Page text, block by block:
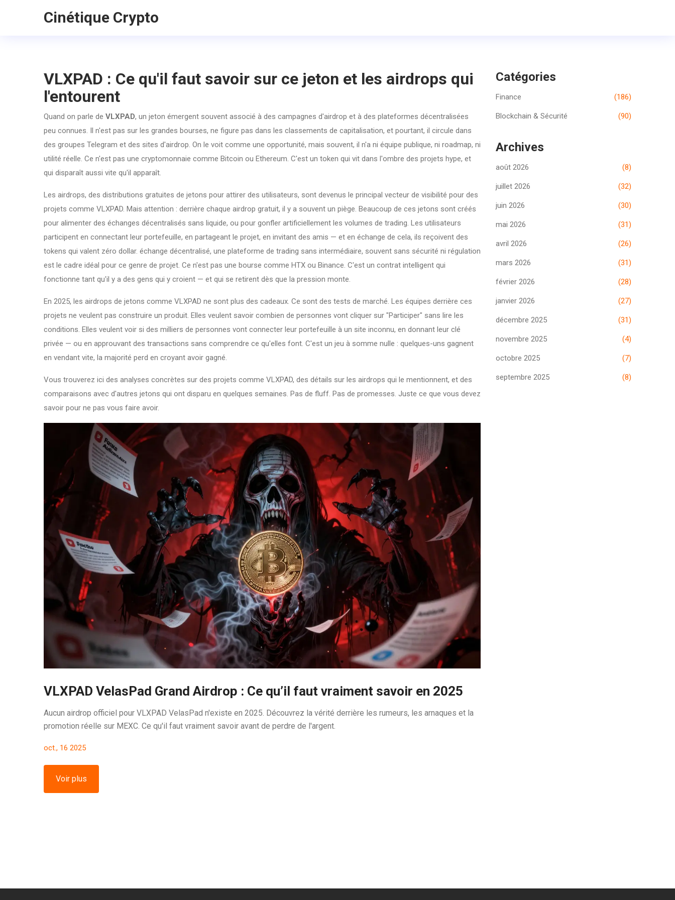
Cinétique Crypto
VLXPAD : Ce qu'il faut savoir sur ce jeton et les airdrops qui
l'entourent
Quand on parle de VLXPAD, un jeton émergent souvent associé à des campagnes d'airdrop et à des plateformes décentralisées
peu connues. Il n'est pas sur les grandes bourses, ne figure pas dans les classements de capitalisation, et pourtant, il circule dans
des groupes Telegram et des sites d'airdrop. On le voit comme une opportunité, mais souvent, il n'a ni équipe publique, ni roadmap, ni
utilité réelle. Ce n'est pas une cryptomonnaie comme Bitcoin ou Ethereum. C'est un token qui vit dans l'ombre des projets hype, et
qui disparaît aussi vite qu'il apparaît.
Les airdrops, des distributions gratuites de jetons pour attirer des utilisateurs, sont devenus le principal vecteur de visibilité pour des
projets comme VLXPAD. Mais attention : derrière chaque airdrop gratuit, il y a souvent un piège. Beaucoup de ces jetons sont créés
pour alimenter des échanges décentralisés sans liquide, ou pour gonfler artificiellement les volumes de trading. Les utilisateurs
participent en connectant leur portefeuille, en partageant le projet, en invitant des amis — et en échange de cela, ils reçoivent des
tokens qui valent zéro dollar. échange décentralisé, une plateforme de trading sans intermédiaire, souvent sans sécurité ni régulation
est le cadre idéal pour ce genre de projet. Ce n'est pas une bourse comme HTX ou Binance. C'est un contrat intelligent qui
fonctionne tant qu'il y a des gens qui y croient — et qui se retirent dès que la pression monte.
En 2025, les airdrops de jetons comme VLXPAD ne sont plus des cadeaux. Ce sont des tests de marché. Les équipes derrière ces
projets ne veulent pas construire un produit. Elles veulent savoir combien de personnes vont cliquer sur "Participer" sans lire les
conditions. Elles veulent voir si des milliers de personnes vont connecter leur portefeuille à un site inconnu, en donnant leur clé
privée — ou en approuvant des transactions sans comprendre ce qu'elles font. C'est un jeu à somme nulle : quelques-uns gagnent
en vendant vite, la majorité perd en croyant avoir gagné.
Vous trouverez ici des analyses concrètes sur des projets comme VLXPAD, des détails sur les airdrops qui le mentionnent, et des
comparaisons avec d'autres jetons qui ont disparu en quelques semaines. Pas de fluff. Pas de promesses. Juste ce que vous devez
savoir pour ne pas vous faire avoir.
VLXPAD VelasPad Grand Airdrop : Ce qu’il faut vraiment savoir en 2025
Aucun airdrop officiel pour VLXPAD VelasPad n'existe en 2025. Découvrez la vérité derrière les rumeurs, les arnaques et la
promotion réelle sur MEXC. Ce qu'il faut vraiment savoir avant de perdre de l'argent.
oct., 16 2025
Voir plus
Catégories
Finance (186)
Blockchain & Sécurité (90)
Archives
août 2026 (8)
juillet 2026 (32)
juin 2026 (30)
mai 2026 (31)
avril 2026 (26)
mars 2026 (31)
février 2026 (28)
janvier 2026 (27)
décembre 2025 (31)
novembre 2025 (4)
octobre 2025 (7)
septembre 2025 (8)